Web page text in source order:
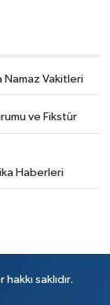
Namaz Vakitleri
ve Fikstür
Haberleri
saklıdır.